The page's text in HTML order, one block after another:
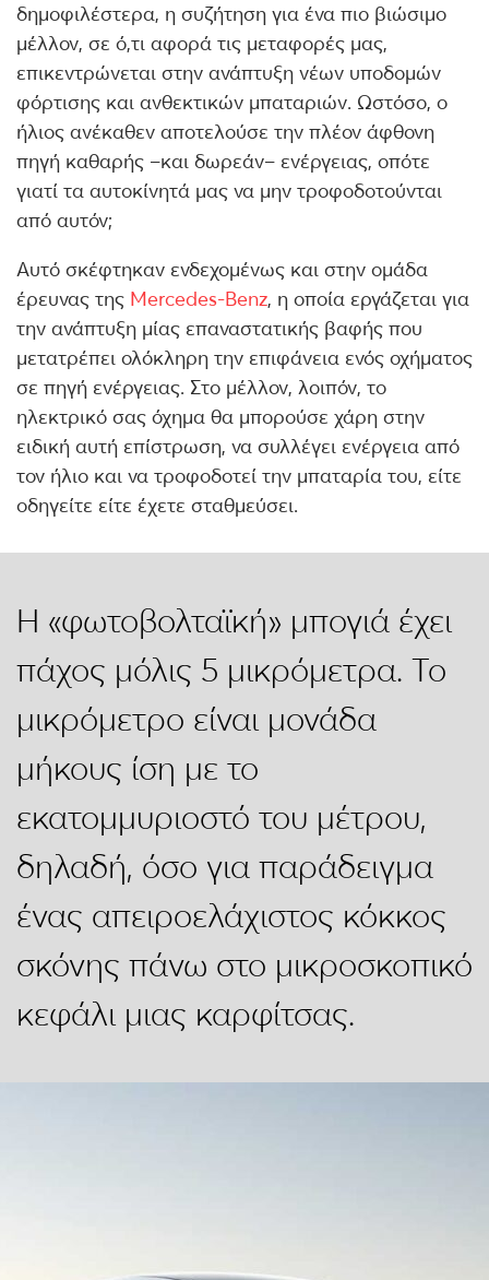
δημοφιλέστερα, η συζήτηση για ένα πιο βιώσιμο
μέλλον, σε ό,τι αφορά τις μεταφορές μας,
επικεντρώνεται στην ανάπτυξη νέων υποδομών
φόρτισης και ανθεκτικών μπαταριών. Ωστόσο, ο
ήλιος ανέκαθεν αποτελούσε την πλέον άφθονη
πηγή καθαρής –και δωρεάν– ενέργειας, οπότε
γιατί τα αυτοκίνητά μας να μην τροφοδοτούνται
από αυτόν;
Αυτό σκέφτηκαν ενδεχομένως και στην ομάδα
έρευνας της Mercedes-Benz, η οποία εργάζεται για
την ανάπτυξη μίας επαναστατικής βαφής που
μετατρέπει ολόκληρη την επιφάνεια ενός οχήματος
σε πηγή ενέργειας. Στο μέλλον, λοιπόν, το
ηλεκτρικό σας όχημα θα μπορούσε χάρη στην
ειδική αυτή επίστρωση, να συλλέγει ενέργεια από
τον ήλιο και να τροφοδοτεί την μπαταρία του, είτε
οδηγείτε είτε έχετε σταθμεύσει.
Η «φωτοβολταϊκή» μπογιά έχει
πάχος μόλις 5 μικρόμετρα. Το
μικρόμετρο είναι μονάδα
μήκους ίση με το
εκατομμυριοστό του μέτρου,
δηλαδή, όσο για παράδειγμα
ένας απειροελάχιστος κόκκος
σκόνης πάνω στο μικροσκοπικό
κεφάλι μιας καρφίτσας.